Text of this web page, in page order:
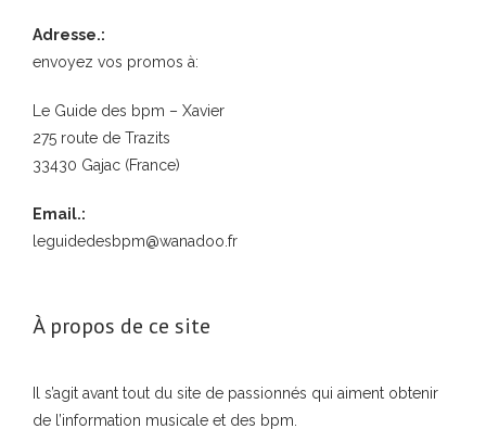
Adresse.:
envoyez vos promos à:
Le Guide des bpm – Xavier
275 route de Trazits
33430 Gajac (France)
Email.:
leguidedesbpm@wanadoo.fr
À propos de ce site
Il s’agit avant tout du site de passionnés qui aiment obtenir
de l’information musicale et des bpm.